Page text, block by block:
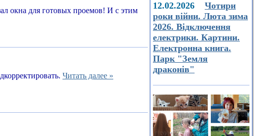
окна для готовых проемов! И с этим
Читать далее »
12.02.2026 Чотири
роки війни. Люта зима
2026. Відключення
електрики. Картини.
Електронна книга.
Парк "Земля
драконів"